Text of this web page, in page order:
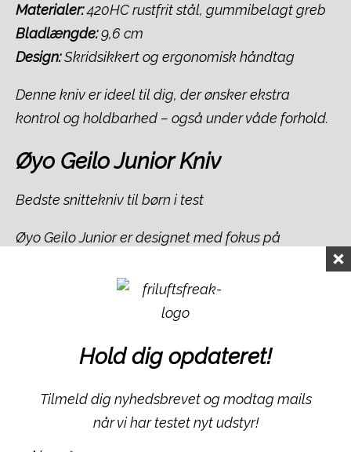
Materialer:420HC rustfrit stål, gummibelagt greb
Bladlængde:9,6 cm
Design:Skridsikkert og ergonomisk håndtag
Denne kniv er ideel til dig, der ønsker ekstra
kontrol og holdbarhed – også under våde forhold.
Øyo Geilo Junior Kniv
Bedste snittekniv til børn i test
Øyo Geilo Junior er designet med fokus på
børn og begyndere, der vil lære at snitte.
Premium stålblad, skæfte i oliventræ
Bladlængde:
9,5 cm
Sikkerhed: Fingerstop for bedre kontrol
Kniven er perfekt til spejdere eller nye brugere, der
ønsker en sikker introduktion til snittearbejde.
Hold dig opdateret!
Tilmeld dig nyhedsbrevet og modtag mails
når vi har testet nyt udstyr!